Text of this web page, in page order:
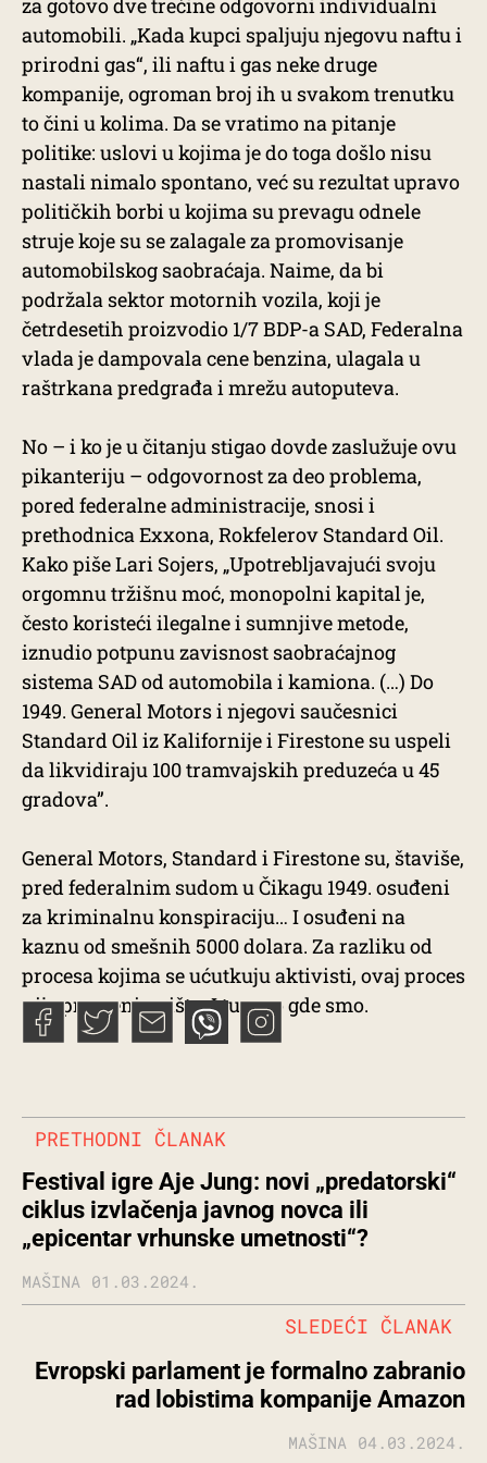
automobili. „Kada kupci spaljuju njegovu naftu i
prirodni gas“, ili naftu i gas neke druge
kompanije, ogroman broj ih u svakom trenutku
to čini u kolima. Da se vratimo na pitanje
politike: uslovi u kojima je do toga došlo nisu
nastali nimalo spontano, već su rezultat upravo
političkih borbi u kojima su prevagu odnele
struje koje su se zalagale za promovisanje
automobilskog saobraćaja. Naime, da bi
podržala sektor motornih vozila, koji je
četrdesetih proizvodio 1/7 BDP-a SAD, Federalna
vlada je dampovala cene benzina, ulagala u
raštrkana predgrađa i mrežu autoputeva.
No – i ko je u čitanju stigao dovde zaslužuje ovu
pikanteriju – odgovornost za deo problema,
pored federalne administracije, snosi i
prethodnica Exxona, Rokfelerov Standard Oil.
Kako piše Lari Sojers, „Upotrebljavajući svoju
orgomnu tržišnu moć, monopolni kapital je,
često koristeći ilegalne i sumnjive metode,
iznudio potpunu zavisnost saobraćajnog
sistema SAD od automobila i kamiona. (…) Do
1949. General Motors i njegovi saučesnici
Standard Oil iz Kalifornije i Firestone su uspeli
da likvidiraju 100 tramvajskih preduzeća u 45
gradova”.
General Motors, Standard i Firestone su, štaviše,
pred federalnim sudom u Čikagu 1949. osuđeni
za kriminalnu konspiraciju… I osuđeni na
kaznu od smešnih 5000 dolara. Za razliku od
procesa kojima se ućutkuju aktivisti, ovaj proces
nije promenio ništa. I tu smo gde smo.
PRETHODNI ČLANAK
Festival igre Aje Jung: novi „predatorski“
ciklus izvlačenja javnog novca ili
„epicentar vrhunske umetnosti“?
MAŠINA 01.03.2024.
Evropski parlament je formalno zabranio
rad lobistima kompanije Amazon
SLEDEĆI ČLANAK
MAŠINA 04.03.2024.